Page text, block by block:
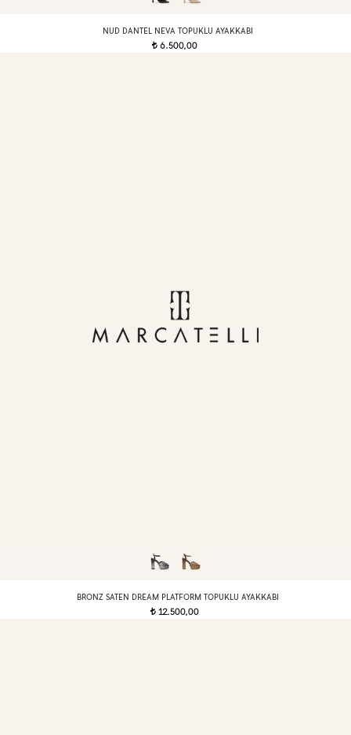
NUD DANTEL NEVA TOPUKLU AYAKKABI
t 6.500,00
BRONZ SATEN DREAM PLATFORM TOPUKLU AYAKKABI
t 12.500,00